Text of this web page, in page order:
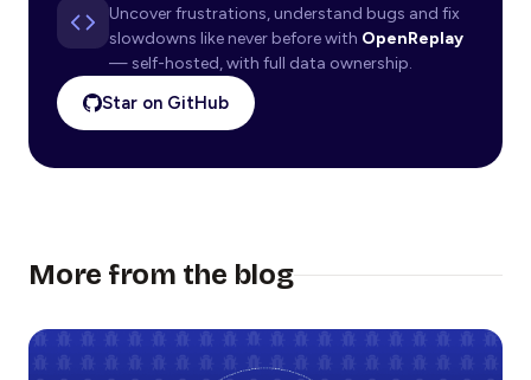
Uncover frustrations, understand bugs and fix
slowdowns like never before with OpenReplay
— self-hosted, with full data ownership.
Star on GitHub
More from the blog